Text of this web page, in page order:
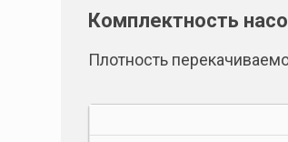
Комплектность
Плотность